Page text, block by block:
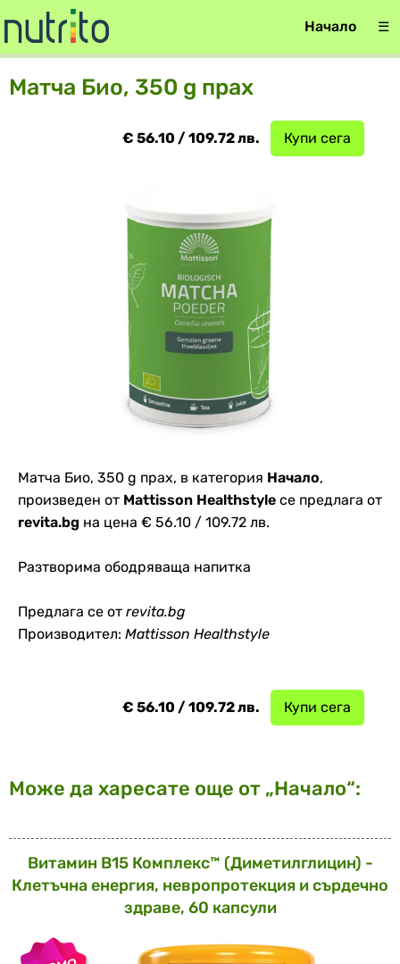
Начало ☰
Матча Био, 350 g прах
Купи сега
€ 56.10 / 109.72 лв.
Матча Био, 350 g прах, в категория Начало,
произведен от Mattisson Healthstyle се предлага от
revita.bg на цена € 56.10 / 109.72 лв.
Разтворима ободряваща напитка
Предлага се от revita.bg
Производител: Mattisson Healthstyle
Купи сега
€ 56.10 / 109.72 лв.
Може да харесате още от „Начало“:
Витамин В15 Комплекс™ (Диметилглицин) -
Клетъчна енергия, невропротекция и сърдечно
здраве, 60 капсули